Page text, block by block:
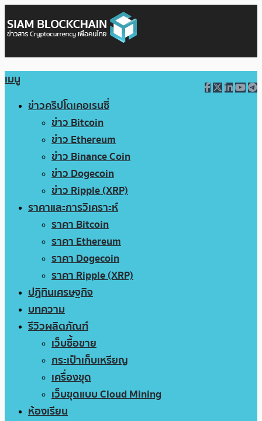
เมนู
ข่าวคริปโตเคอเรนซี่
ข่าว Bitcoin
ข่าว Ethereum
ข่าว Binance Coin
ข่าว Dogecoin
ข่าว Ripple (XRP)
ราคาและการวิเคราะห์
ราคา Bitcoin
ราคา Ethereum
ราคา Dogecoin
ราคา Ripple (XRP)
ปฏิทินเศรษฐกิจ
บทความ
รีวิวผลิตภัณฑ์
เว็บซื้อขาย
กระเป๋าเก็บเหรียญ
เครื่องขุด
เว็บขุดแบบ Cloud Mining
ห้องเรียน